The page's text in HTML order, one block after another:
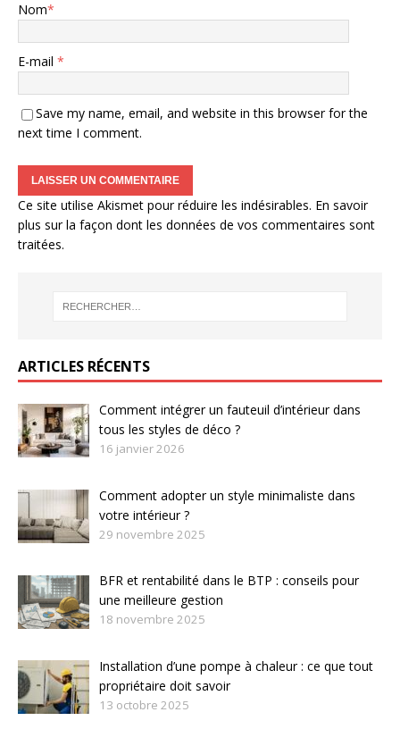
Nom*
E-mail *
Save my name, email, and website in this browser for the
next time I comment.
Ce site utilise Akismet pour réduire les indésirables. En savoir
plus sur la façon dont les données de vos commentaires sont
traitées.
ARTICLES RÉCENTS
Comment intégrer un fauteuil d’intérieur dans
tous les styles de déco ?
16 janvier 2026
Comment adopter un style minimaliste dans
votre intérieur ?
29 novembre 2025
BFR et rentabilité dans le BTP : conseils pour
une meilleure gestion
18 novembre 2025
Installation d’une pompe à chaleur : ce que tout
propriétaire doit savoir
13 octobre 2025